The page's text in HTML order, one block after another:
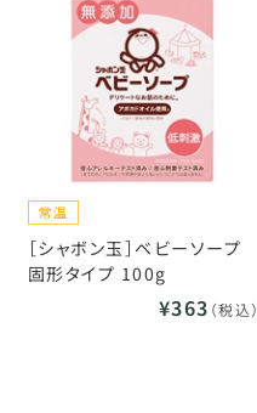
［シャボン玉］ベビーソープ
固形タイプ 100g
¥363 （税込）